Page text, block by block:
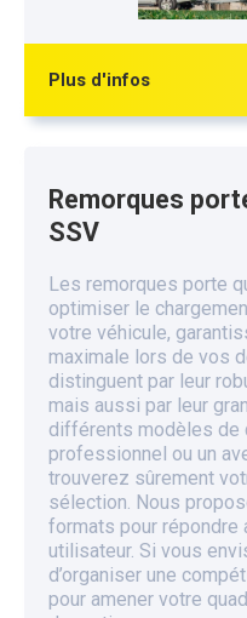
Plus d'infos
Remorques
SSV
Les remorques porte
optimiser le
votre véhicule,
maximale lors de vos
distinguent par leur
mais aussi par leur
différents modèles de
professionnel ou un
trouverez sûrement
sélection. Nous
formats pour répondre
utilisateur. Si vous
d’organiser une
pour amener votre